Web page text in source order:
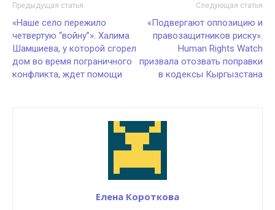
Предыдущая статья
«Наше село пережило
четвертую “войну”». Халима
Шамшиева, у которой сгорел
дом во время пограничного
конфликта, ждет помощи
Следующая статья
«Подвергают оппозицию и
правозащитников риску».
Human Rights Watch
призвала отозвать поправки
в кодексы Кыргызстана
Елена Короткова